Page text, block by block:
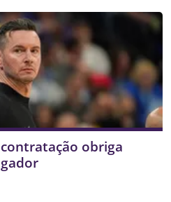
obriga